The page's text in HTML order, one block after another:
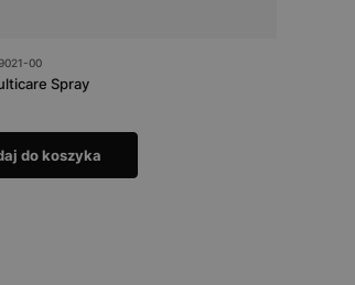
00
Spray
do koszyka